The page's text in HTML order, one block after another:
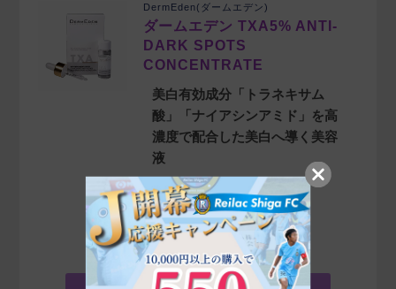
DermEden(ダームエデン)
ダームエデン TXA5% ANTI-
DARK SPOTS
CONCENTRATE
美白有効成分「トラネキサム
酸」「ナイアシンアミド」を高
濃度で配合した美白へ導く美容
液
商品詳細を見る»
販売価格 ¥ 7,700 税込